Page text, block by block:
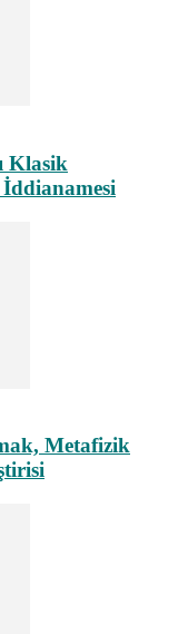
Klasik
Metafizik